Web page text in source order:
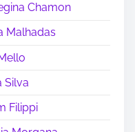
Chamon
Malhadas
Silva
Filippi